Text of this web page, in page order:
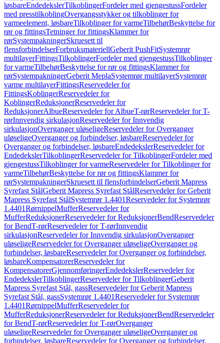
løsbareEndedekslerTilkoblingerFordeler med gjengestussFordeler
med presstilkoblingOvergangsstykker og tilkoblinger for
varmeelement, løsbareTilkoblinger for varmeTilbehørBeskyttelse for
rør og fittingsTetninger for fittingsKlammer for
rørSystempakningerSkruesett til
flensforbindelserForbruksmateriellGeberit PushFitSystemrør
multilayerFittingsTilkoblingerFordeler med gjengestussTilkoblinger
for varmeTilbehørBeskyttelse for rør og fittingsKlammer for
rørSystempakningerGeberit MeplaSystemrør multilayerSystemrør
varme multilayerFittingsReservedeler for
FittingsKoblingerReservedeler for
KoblingerReduksjonerReservedeler for
ReduksjonerAlbueReservedeler for AlbueT-rørReservedeler for T-
rørInnvendig sirkulasjonReservedeler for Innvendig
sirkulasjonOverganger uløseligeReservedeler for Overganger
uløseligeOverganger og forbindelser, løsbareReservedeler for
Overganger og forbindelser, løsbareEndedekslerReservedeler for
EndedekslerTilkoblingerReservedeler for TilkoblingerFordeler med
gjengestussTilkoblinger for varmeReservedeler for Tilkoblinger for
varmeTilbehørBeskyttelse for rør og fittingsKlammer for
rørSystempakningerSkruesett til flensforbindelserGeberit Mapress
Syrefast StålGeberit Mapress Syrefast StålReservedeler for Geberit
Mapress Syrefast StålSystemrør 1.4401Reservedeler for Systemrør
1.4401RørnippelMufferReservedeler for
MufferReduksjonerReservedeler for ReduksjonerBendReservedeler
for BendT-rørReservedeler for T-rørInnvendig
sirkulasjonReservedeler for Innvendig sirkulasjonOverganger
uløseligeReservedeler for Overganger uløseligeOverganger og
forbindelser, løsbareReservedeler for Overganger og forbindelser,
løsbareKompensatorerReservedeler for
KompensatorerGjennomføringerEndedekslerReservedeler for
EndedekslerTilkoblingerReservedeler for TilkoblingerGeberit
Mapress Syrefast Stål, gassReservedeler for Geberit Mapress
Syrefast Stål, gassSystemrør 1.4401Reservedeler for Systemrør
1.4401RørnippelMufferReservedeler for
MufferReduksjonerReservedeler for ReduksjonerBendReservedeler
for BendT-rørReservedeler for T-rørOverganger
uløseligeReservedeler for Overganger uløseligeOverganger og
forbindelser, løsbareReservedeler for Overganger og forbindelser,